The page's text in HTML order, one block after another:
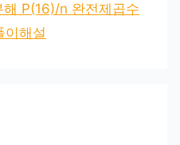
P(16)/n 완전제곱수
해설